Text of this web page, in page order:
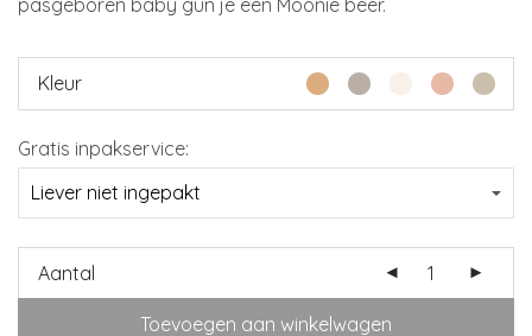
pasgeboren baby gun je een Moonie beer.
Kleur
Gratis inpakservice:
Aantal
Toevoegen aan winkelwagen